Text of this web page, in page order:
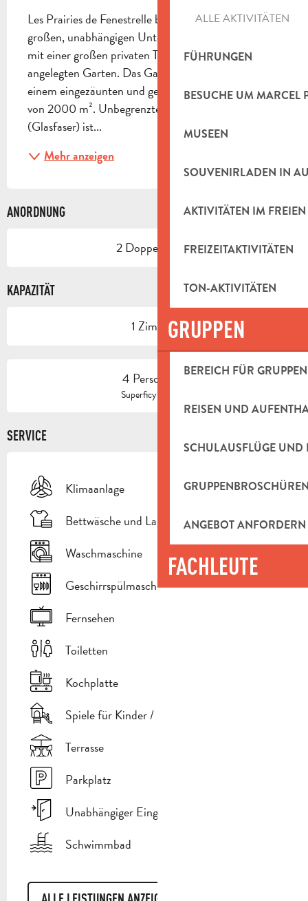
ALLE AKTIVITÄTEN
FÜHRUNGEN
BESUCHE UM MARCEL
MUSEEN
SOUVENIRLADEN IN
AKTIVITÄTEN IM FREIEN
FREIZEITAKTIVITÄTEN
TON-AKTIVITÄTEN
GRUPPEN
BEREICH FÜR GRUPPEN
REISEN UND
SCHULAUSFLÜGE UND
ANGEBOT ANFORDERN
FACHLEUTE
Les Prairies de Fenestrelle besteht aus einer 35 m2
großen, unabhängigen Unterkunft ohne Gegenüber,
mit einer großen privaten Terrasse und einem
angelegten Garten. Das Ganze befindet sich auf
einem eingezäunten und gesicherten Grundstück
von 2000 m². Unbegrenzter Wi-Fi-Zugang
(Glasfaser) ist...
Mehr anzeigen
ANORDNUNG
2 Doppelbetten
KAPAZITÄT
1 Zimmer
4 Person(en)
Superficy : 35 m
SERVICE
Klimaanlage
Bettwäsche und Laken
Waschmaschine
Geschirrspülmaschine
Fernsehen
Toiletten
Kochplatte
Spiele für Kinder / Spielplatz
Terrasse
Parkplatz
Unabhängiger Eingang
Schwimmbad